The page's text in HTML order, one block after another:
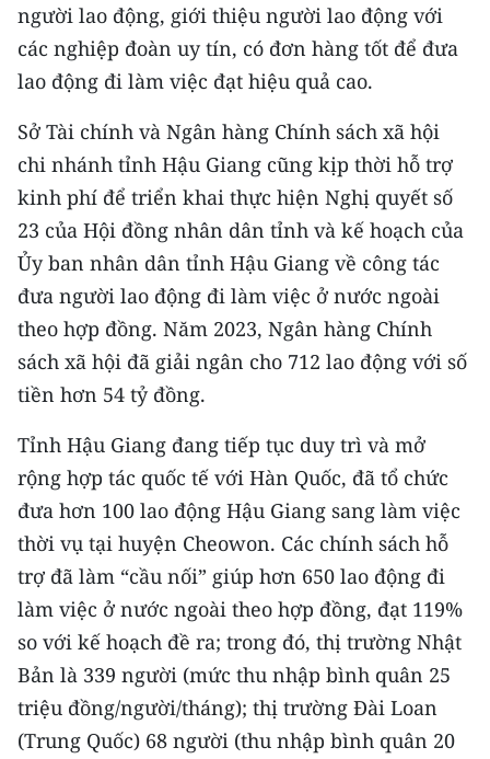
Đông Nam Bộ
Đồng bằng sông Cửu Long
Chuyên trang Hà Nội
Chuyên trang TP. Hồ Chí Minh
CHUYÊN ĐỀ
CÁC CHUYÊN TRANG
VỀ BÁO NHÂN DÂN
THỜI NAY
NHÂN DÂN CUỐI TUẦN
NHÂN DÂN HẰNG THÁNG
MUA BÁO
ĐỌC BÁO IN
ENGLISH
中文
người lao động, giới thiệu người lao động với
các nghiệp đoàn uy tín, có đơn hàng tốt để đưa
lao động đi làm việc đạt hiệu quả cao.
Sở Tài chính và Ngân hàng Chính sách xã hội
chi nhánh tỉnh Hậu Giang cũng kịp thời hỗ trợ
kinh phí để triển khai thực hiện Nghị quyết số
23 của Hội đồng nhân dân tỉnh và kế hoạch của
Ủy ban nhân dân tỉnh Hậu Giang về công tác
đưa người lao động đi làm việc ở nước ngoài
theo hợp đồng. Năm 2023, Ngân hàng Chính
sách xã hội đã giải ngân cho 712 lao động với số
tiền hơn 54 tỷ đồng.
Tỉnh Hậu Giang đang tiếp tục duy trì và mở
rộng hợp tác quốc tế với Hàn Quốc, đã tổ chức
đưa hơn 100 lao động Hậu Giang sang làm việc
thời vụ tại huyện Cheowon. Các chính sách hỗ
trợ đã làm “cầu nối” giúp hơn 650 lao động đi
làm việc ở nước ngoài theo hợp đồng, đạt 119%
so với kế hoạch đề ra; trong đó, thị trường Nhật
Bản là 339 người (mức thu nhập bình quân 25
triệu đồng/người/tháng); thị trường Đài Loan
(Trung Quốc) 68 người (thu nhập bình quân 20